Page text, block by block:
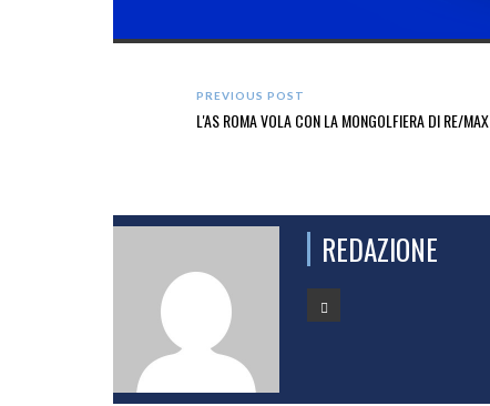
PREVIOUS POST
L'AS ROMA VOLA CON LA MONGOLFIERA DI RE/MAX
REDAZIONE